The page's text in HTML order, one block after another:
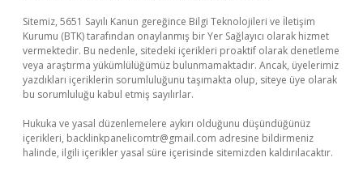
Sitemiz, 5651 Sayılı Kanun gereğince Bilgi Teknolojileri ve İletişim
Kurumu (BTK) tarafından onaylanmış bir Yer Sağlayıcı olarak hizmet
vermektedir. Bu nedenle, sitedeki içerikleri proaktif olarak denetleme
veya araştırma yükümlülüğümüz bulunmamaktadır. Ancak, üyelerimiz
yazdıkları içeriklerin sorumluluğunu taşımakta olup, siteye üye olarak
bu sorumluluğu kabul etmiş sayılırlar.
Hukuka ve yasal düzenlemelere aykırı olduğunu düşündüğünüz
içerikleri, backlinkpanelicomtr@gmail.com adresine bildirmeniz
halinde, ilgili içerikler yasal süre içerisinde sitemizden kaldırılacaktır.